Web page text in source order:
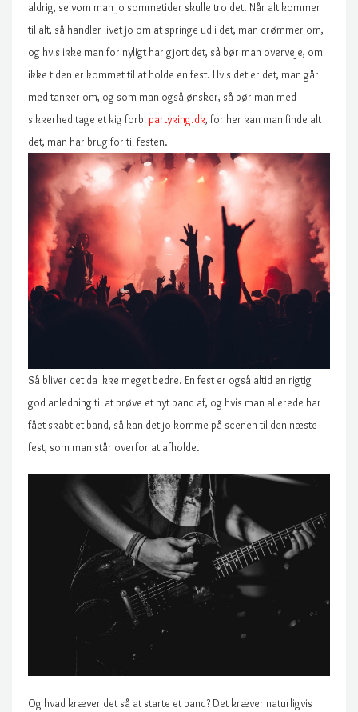
aldrig, selvom man jo sommetider skulle tro det. Når alt kommer
til alt, så handler livet jo om at springe ud i det, man drømmer om,
og hvis ikke man for nyligt har gjort det, så bør man overveje, om
ikke tiden er kommet til at holde en fest. Hvis det er det, man går
med tanker om, og som man også ønsker, så bør man med
sikkerhed tage et kig forbi partyking.dk, for her kan man finde alt
det, man har brug for til festen.
Så bliver det da ikke meget bedre. En fest er også altid en rigtig
god anledning til at prøve et nyt band af, og hvis man allerede har
fået skabt et band, så kan det jo komme på scenen til den næste
fest, som man står overfor at afholde.
Og hvad kræver det så at starte et band? Det kræver naturligvis